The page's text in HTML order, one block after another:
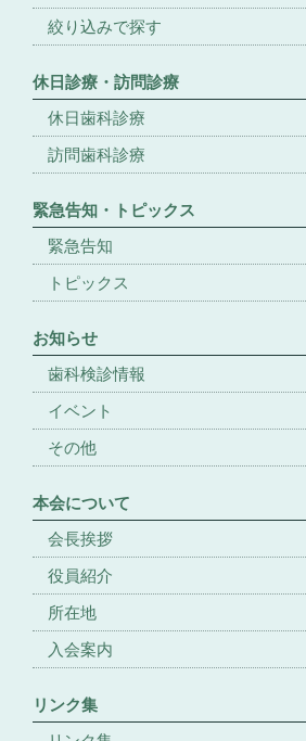
絞り込みで探す
休日診療・訪問診療
休日歯科診療
訪問歯科診療
緊急告知・トピックス
緊急告知
トピックス
お知らせ
歯科検診情報
イベント
その他
本会について
会長挨拶
役員紹介
所在地
入会案内
リンク集